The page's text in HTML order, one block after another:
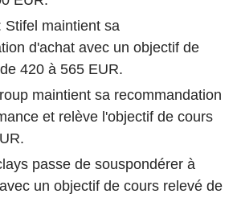
Stifel maintient sa
d'achat avec un objectif de
420 à 565 EUR.
maintient sa recommandation
et relève l'objectif de cours
passe de souspondérer à
un objectif de cours relevé de